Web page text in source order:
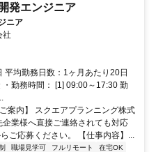
発エンジニア
ニア
社
平均勤務日数：1ヶ月あたり20日
・勤務時間： [1] 09:00～17:30 勤
案内】 スクエアプランニング株式
業様へ直接ご連絡されても対応
ご応募ください。 【仕事内容】...
職場見学可 フルリモート
在宅OK